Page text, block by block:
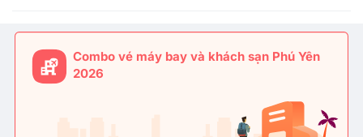
Combo vé máy bay và khách sạn Phú Yên
2026